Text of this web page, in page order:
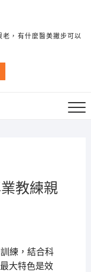
，有什麼醫美撇步可以
教練親
練，結合科
大特色是效